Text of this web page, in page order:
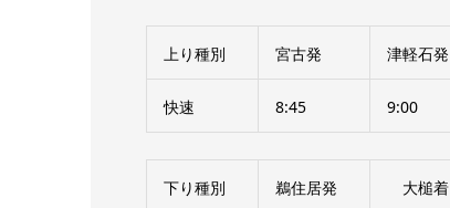
上り種別 宮古発 津軽石発
快速 8:45 9:00
下り種別 鵜住居発 大槌着